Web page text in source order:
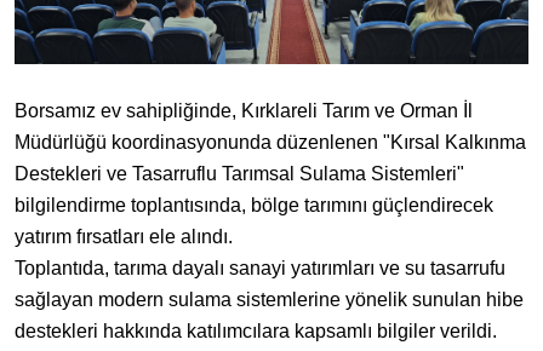
Borsamız ev sahipliğinde, Kırklareli Tarım ve Orman İl
Müdürlüğü koordinasyonunda düzenlenen "Kırsal Kalkınma
Destekleri ve Tasarruflu Tarımsal Sulama Sistemleri"
bilgilendirme toplantısında, bölge tarımını güçlendirecek
yatırım fırsatları ele alındı.
​Toplantıda, tarıma dayalı sanayi yatırımları ve su tasarrufu
sağlayan modern sulama sistemlerine yönelik sunulan hibe
destekleri hakkında katılımcılara kapsamlı bilgiler verildi.